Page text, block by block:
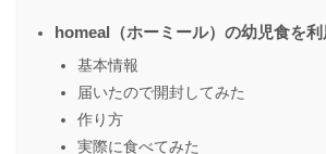
homeal（ホーミール）の幼児食を
基本情報
届いたので開封してみた
作り方
実際に食べてみた